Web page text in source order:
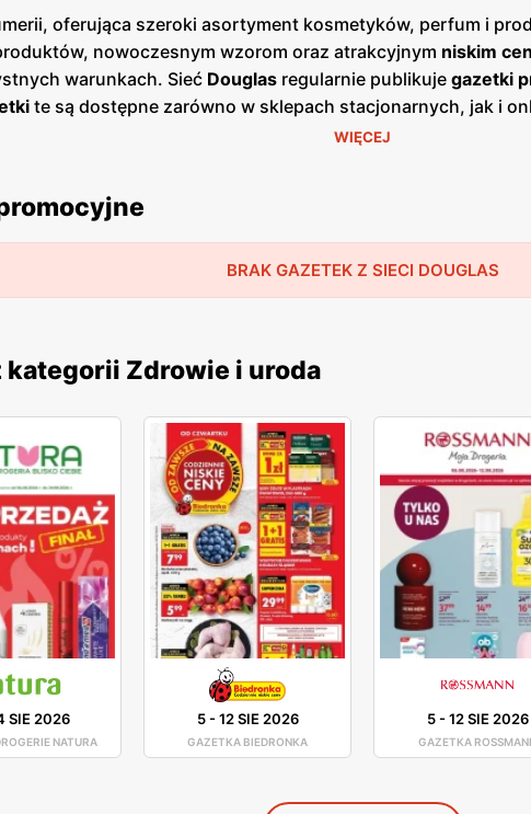
oferująca szeroki asortyment kosmetyków, perfum i
nowoczesnym wzorom oraz atrakcyjnym niskim
warunkach. Sieć Douglas regularnie publikuje gazetki
te są dostępne zarówno w sklepach stacjonarnych, jak i
te pojawiają się zazwyczaj co miesiąc, dostarczając
oczekiwania najbardziej wymagających klientów. Sklepy
gamy produktów kosmetycznych i perfum. Firma kładzie
doradztwo i wsparcie na każdym etapie zakupów. Dzięki
WIĘCEJ
BRAK GAZETEK Z SIECI DOUGLAS
Zdrowie i uroda
SIE 2026
NATURA
5-12 SIE 2026
GAZETKA BIEDRONKA
5-12 SIE 2026
GAZETKA